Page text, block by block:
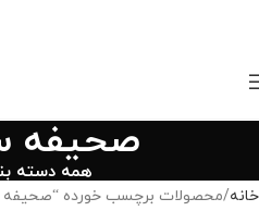
صحیفه
همه دسته
خانه محصولات برچسب خورده “صحیفه